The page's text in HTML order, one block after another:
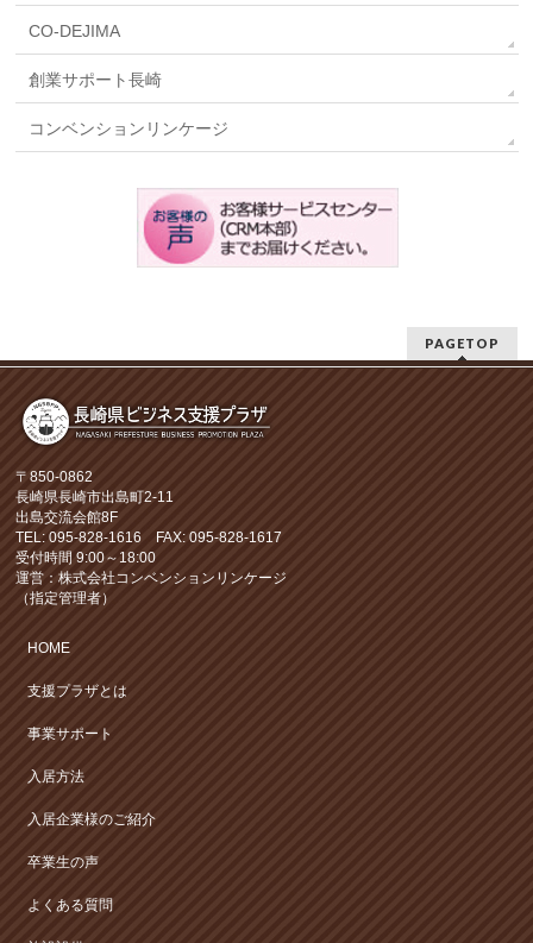
CO-DEJIMA
創業サポート長崎
コンベンションリンケージ
PAGETOP
〒850-0862
長崎県長崎市出島町2-11
出島交流会館8F
TEL: 095-828-1616 FAX: 095-828-1617
受付時間 9:00～18:00
運営：株式会社コンベンションリンケージ
（指定管理者）
HOME
支援プラザとは
事業サポート
入居方法
入居企業様のご紹介
卒業生の声
よくある質問